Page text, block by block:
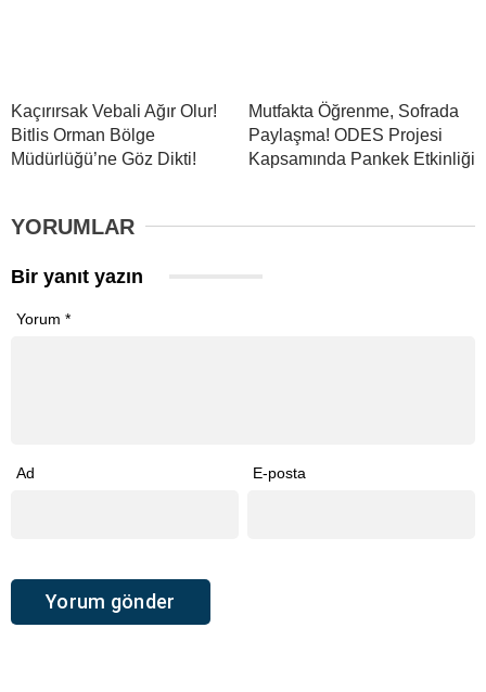
Kaçırırsak Vebali Ağır Olur!
Bitlis Orman Bölge
Müdürlüğü’ne Göz Dikti!
Mutfakta Öğrenme, Sofrada
Paylaşma! ODES Projesi
Kapsamında Pankek Etkinliği
YORUMLAR
Bir yanıt yazın
Yorum *
Ad E-posta